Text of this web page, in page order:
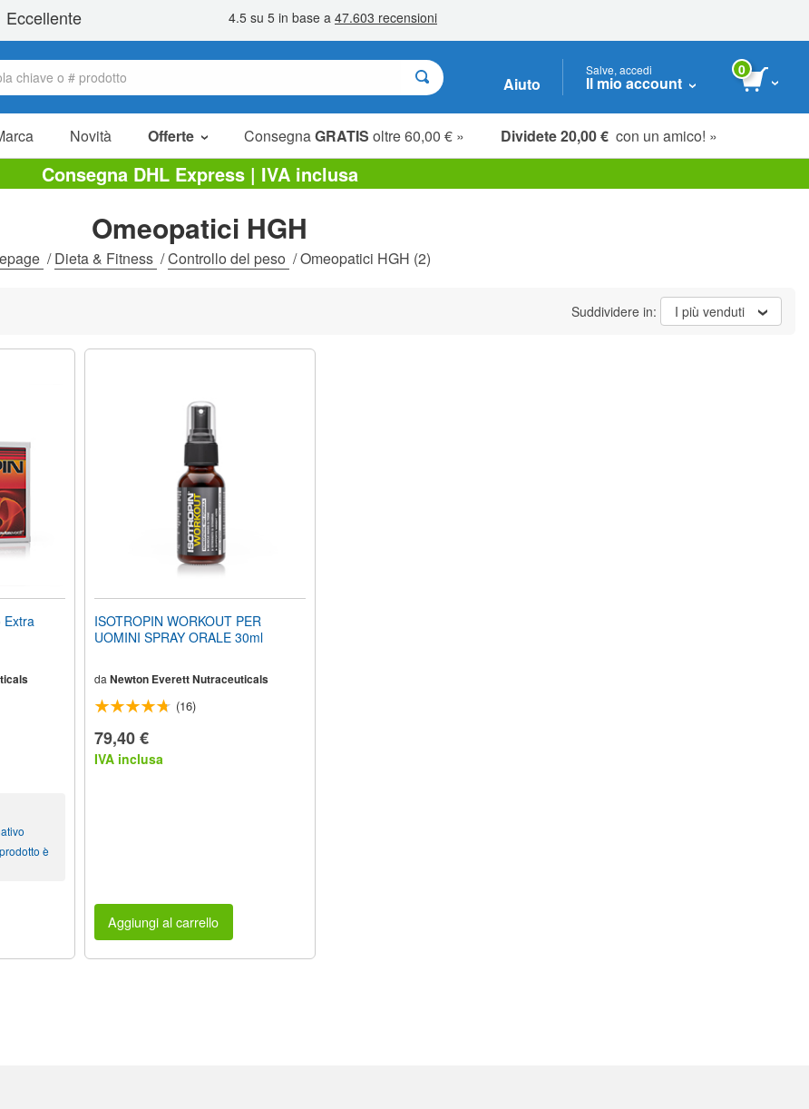
Aiuto
Salve, accedi
Il mio account
0
Novità Offerte ConsegnaGRATIS oltre 60,00 € » Dividete 20,00 € con un amico! »
Articoli in offerta
Pacchetti
Liquidazione
Consegna DHL Express | IVA inclusa
Omeopatici HGH
/Dieta & Fitness /Controllo del peso /Omeopatici HGH (2)
Suddividere in: I più venduti
Extra
è
ISOTROPIN WORKOUT PER
UOMINI SPRAY ORALE 30ml
da Newton Everett Nutraceuticals
(16)
79,40 €
IVA inclusa
Aggiungi al carrello